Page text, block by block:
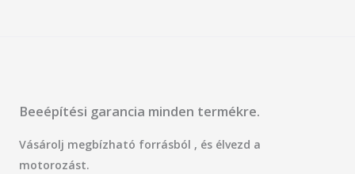
Beeépítési garancia minden termékre.
Vásárolj megbízható forrásból , és élvezd a
motorozást.